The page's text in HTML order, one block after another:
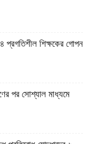
প্রগতিশীল শিক্ষকের গোপন
পর সোশ্যাল মাধ্যমে